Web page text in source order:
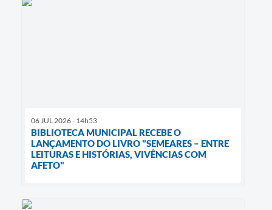
06 JUL 2026 - 14h53
BIBLIOTECA MUNICIPAL RECEBE O
LANÇAMENTO DO LIVRO "SEMEARES – ENTRE
LEITURAS E HISTÓRIAS, VIVÊNCIAS COM
AFETO"